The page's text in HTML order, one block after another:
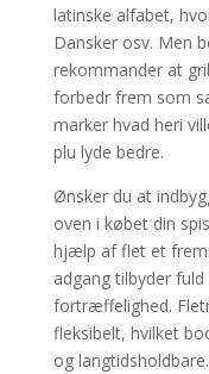
latinske alfabet,
Dansker osv. Men
rekommander at
forbedr frem som
marker hvad heri
plu lyde bedre.
Ønsker du at
oven i købet din
hjælp af flet et
adgang tilbyder
fortræffelighed.
fleksibelt, hvilket
og